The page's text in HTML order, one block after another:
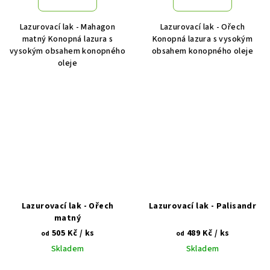
Lazurovací lak - Mahagon
matný Konopná lazura s
vysokým obsahem konopného
oleje
Lazurovací lak - Ořech
Konopná lazura s vysokým
obsahem konopného oleje
Lazurovací lak - Ořech
matný
od 505 Kč / ks
Skladem
Lazurovací lak - Palisandr
od 489 Kč / ks
Skladem